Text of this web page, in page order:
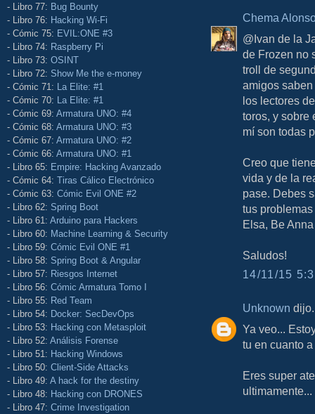
- Libro 77: Bug Bounty
- Libro 76: Hacking Wi-Fi
- Cómic 75: EVIL:ONE #3
- Libro 74: Raspberry Pi
- Libro 73: OSINT
- Libro 72: Show Me the e-money
- Cómic 71: La Elite: #1
- Cómic 70: La Elite: #1
- Cómic 69: Armatura UNO: #4
- Cómic 68: Armatura UNO: #3
- Cómic 67: Armatura UNO: #2
- Cómic 66: Armatura UNO: #1
- Libro 65: Empire: Hacking Avanzado
- Cómic 64: Tiras Cálico Electrónico
- Cómic 63: Cómic Evil ONE #2
- Libro 62: Spring Boot
- Libro 61: Arduino para Hackers
- Libro 60: Machine Learning & Security
- Libro 59: Cómic Evil ONE #1
- Libro 58: Spring Boot & Angular
- Libro 57: Riesgos Internet
- Libro 56: Cómic Armatura Tomo I
- Libro 55: Red Team
- Libro 54: Docker: SecDevOps
- Libro 53: Hacking con Metasploit
- Libro 52: Análisis Forense
- Libro 51: Hacking Windows
- Libro 50: Client-Side Attacks
- Libro 49: A hack for the destiny
- Libro 48: Hacking con DRONES
- Libro 47: Crime Investigation
Chema
@Ivan de la
de Frozen no
troll de
amigos
los lectores
toros, y sobre
mí son todas
Creo que
vida y de la
pase. Debes
tus
Elsa, Be
Saludos!
14/11/15
Unknown
Ya veo...
tu en cuanto
Eres super
ultimamente...